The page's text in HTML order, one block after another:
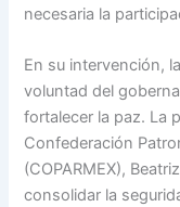
necesaria la
En su intervención,
voluntad del
fortalecer la paz. La
Confederación
(COPARMEX),
consolidar la